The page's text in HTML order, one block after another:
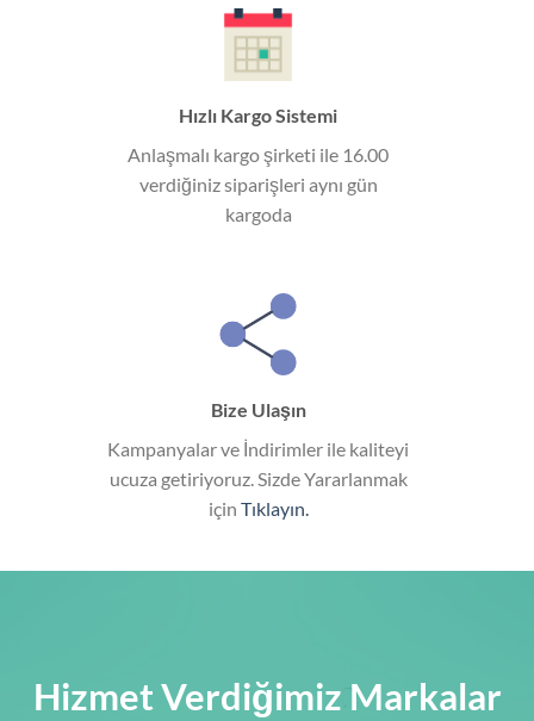
Hızlı Kargo Sistemi
Anlaşmalı kargo şirketi ile 16.00
verdiğiniz siparişleri aynı gün
kargoda
Bize Ulaşın
Kampanyalar ve İndirimler ile kaliteyi
ucuza getiriyoruz. Sizde Yararlanmak
için Tıklayın.
Hizmet Verdiğimiz Markalar